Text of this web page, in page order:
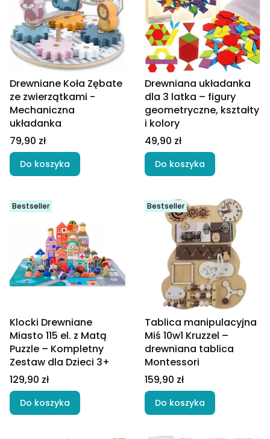
Drewniane Koła Zębate
ze zwierzątkami -
Mechaniczna
układanka
Cena
79,90 zł
Do koszyka
Drewniana układanka
dla 3 latka – figury
geometryczne, kształty
i kolory
Cena
49,90 zł
Do koszyka
Bestseller
Klocki Drewniane
Miasto 115 el. z Matą
Puzzle – Kompletny
Zestaw dla Dzieci 3+
Cena
129,90 zł
Do koszyka
Bestseller
Tablica manipulacyjna
Miś 10w1 Kruzzel –
drewniana tablica
Montessori
Cena
159,90 zł
Do koszyka